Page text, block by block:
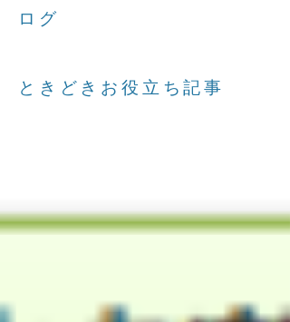
ログ
ときどきお役立ち記事